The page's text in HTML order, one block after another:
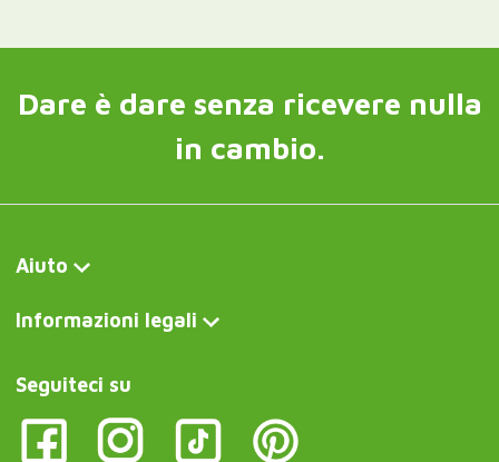
Dare è dare senza ricevere nulla
in cambio.
Aiuto
Informazioni legali
Seguiteci su